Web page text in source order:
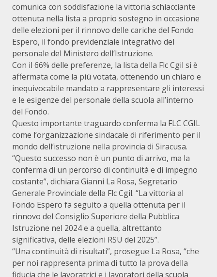
comunica con soddisfazione la vittoria schiacciante
ottenuta nella lista a proprio sostegno in occasione
delle elezioni per il rinnovo delle cariche del Fondo
Espero, il fondo previdenziale integrativo del
personale del Ministero dell’Istruzione.
Con il 66% delle preferenze, la lista della Flc Cgil si è
affermata come la più votata, ottenendo un chiaro e
inequivocabile mandato a rappresentare gli interessi
e le esigenze del personale della scuola all’interno
del Fondo.
Questo importante traguardo conferma la FLC CGIL
come l’organizzazione sindacale di riferimento per il
mondo dell’istruzione nella provincia di Siracusa.
“Questo successo non è un punto di arrivo, ma la
conferma di un percorso di continuità e di impegno
costante”, dichiara Gianni La Rosa, Segretario
Generale Provinciale della Flc Cgil. “La vittoria al
Fondo Espero fa seguito a quella ottenuta per il
rinnovo del Consiglio Superiore della Pubblica
Istruzione nel 2024 e a quella, altrettanto
significativa, delle elezioni RSU del 2025”.
“Una continuità di risultati”, prosegue La Rosa, “che
per noi rappresenta prima di tutto la prova della
fiducia che le lavoratrici e i lavoratori della scuola